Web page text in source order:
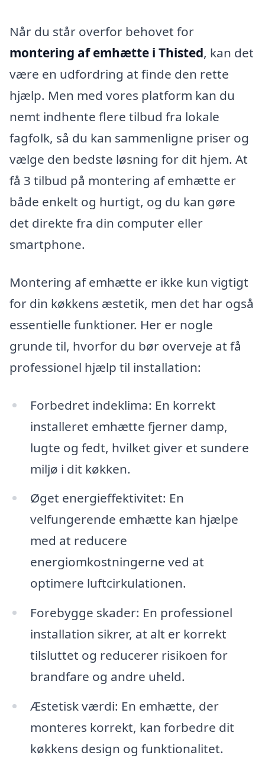
Når du står overfor behovet for
montering af emhætte i Thisted, kan det
være en udfordring at finde den rette
hjælp. Men med vores platform kan du
nemt indhente flere tilbud fra lokale
fagfolk, så du kan sammenligne priser og
vælge den bedste løsning for dit hjem. At
få 3 tilbud på montering af emhætte er
både enkelt og hurtigt, og du kan gøre
det direkte fra din computer eller
smartphone.
Montering af emhætte er ikke kun vigtigt
for din køkkens æstetik, men det har også
essentielle funktioner. Her er nogle
grunde til, hvorfor du bør overveje at få
professionel hjælp til installation:
Forbedret indeklima: En korrekt
installeret emhætte fjerner damp,
lugte og fedt, hvilket giver et sundere
miljø i dit køkken.
Øget energieffektivitet: En
velfungerende emhætte kan hjælpe
med at reducere
energiomkostningerne ved at
optimere luftcirkulationen.
Forebygge skader: En professionel
installation sikrer, at alt er korrekt
tilsluttet og reducerer risikoen for
brandfare og andre uheld.
Æstetisk værdi: En emhætte, der
monteres korrekt, kan forbedre dit
køkkens design og funktionalitet.